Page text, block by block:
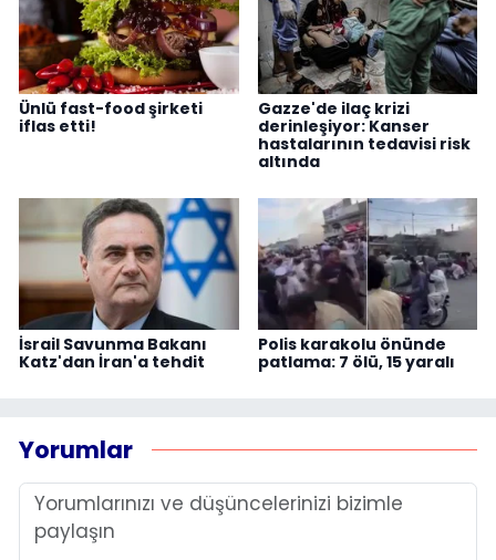
Ünlü fast-food şirketi
iflas etti!
Gazze'de ilaç krizi
derinleşiyor: Kanser
hastalarının tedavisi risk
altında
İsrail Savunma Bakanı
Katz'dan İran'a tehdit
Polis karakolu önünde
patlama: 7 ölü, 15 yaralı
Yorumlar